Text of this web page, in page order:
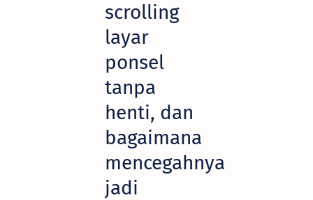
scrolling
layar
ponsel
tanpa
henti, dan
bagaimana
mencegahnya
jadi